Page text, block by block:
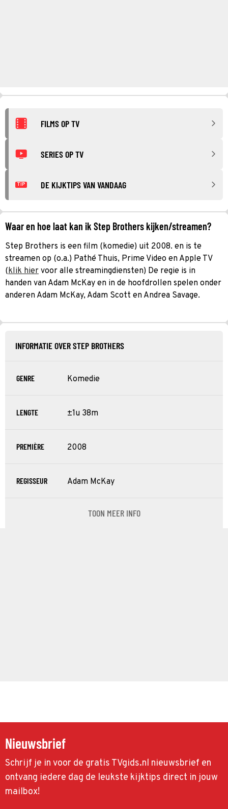
FILMS OP TV
SERIES OP TV
TIP DE KIJKTIPS VAN VANDAAG
Waar en hoe laat kan ik Step Brothers kijken/streamen?
Step Brothers is een film (komedie) uit 2008. en is te
streamen op (o.a.) Pathé Thuis, Prime Video en Apple TV
(klik hier voor alle streamingdiensten) De regie is in
handen van Adam McKay en in de hoofdrollen spelen onder
anderen Adam McKay, Adam Scott en Andrea Savage.
INFORMATIE OVER STEP BROTHERS
GENRE Komedie
LENGTE ±1u 38m
PREMIÈRE 2008
REGISSEUR Adam McKay
TOON MEER INFO
Nieuwsbrief
Schrijf je in voor de gratis TVgids.nl nieuwsbrief en
ontvang iedere dag de leukste kijktips direct in jouw
mailbox!